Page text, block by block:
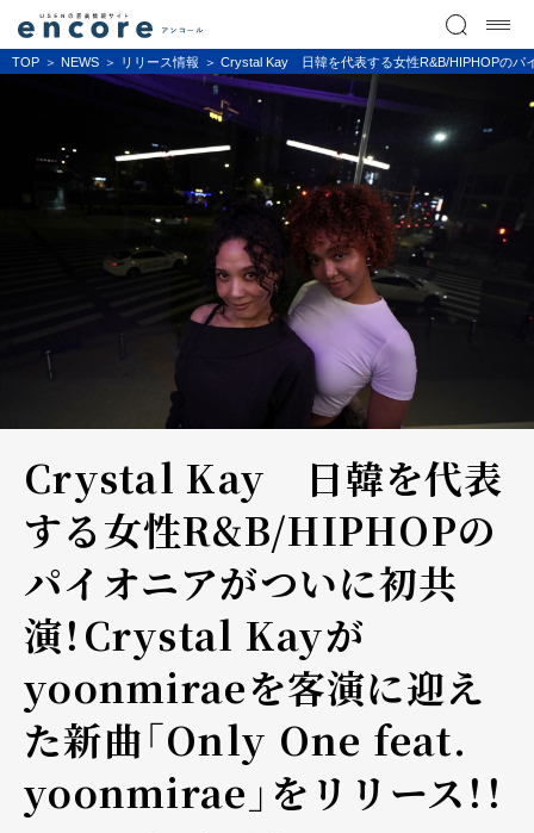
TOP NEWS リリース情報 Crystal Kay 日韓を代表する女性R&B/HIPHOPのパ
Crystal Kay 日韓を代表
する女性R&B/HIPHOPの
パイオニアがついに初共
演！Crystal Kayが
yoonmiraeを客演に迎え
た新曲「Only One feat.
yoonmirae」をリリース！！